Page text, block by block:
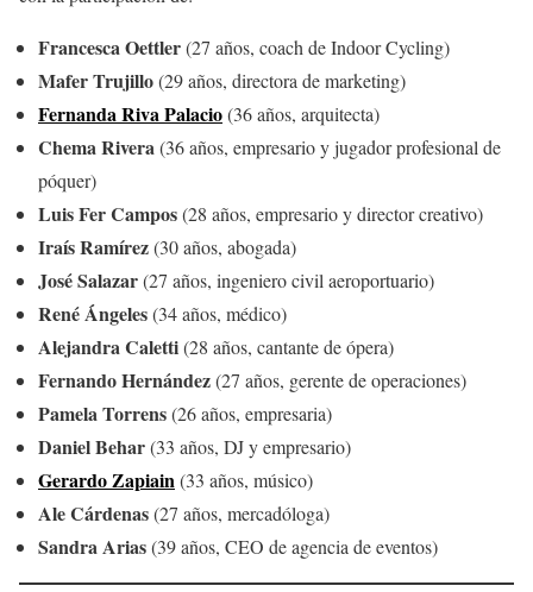
Francesca Oettler(27 años, coach de Indoor Cycling)
Mafer Trujillo(29 años, directora de marketing)
Fernanda Riva Palacio(36 años, arquitecta)
Chema Rivera(36 años, empresario y jugador profesional de
póquer)
Luis Fer Campos(28 años, empresario y director creativo)
Iraís Ramírez(30 años, abogada)
José Salazar(27 años, ingeniero civil aeroportuario)
René Ángeles(34 años, médico)
Alejandra Caletti(28 años, cantante de ópera)
Fernando Hernández(27 años, gerente de operaciones)
Pamela Torrens(26 años, empresaria)
Daniel Behar(33 años, DJ y empresario)
Gerardo Zapiain(33 años, músico)
Ale Cárdenas(27 años, mercadóloga)
Sandra Arias(39 años, CEO de agencia de eventos)